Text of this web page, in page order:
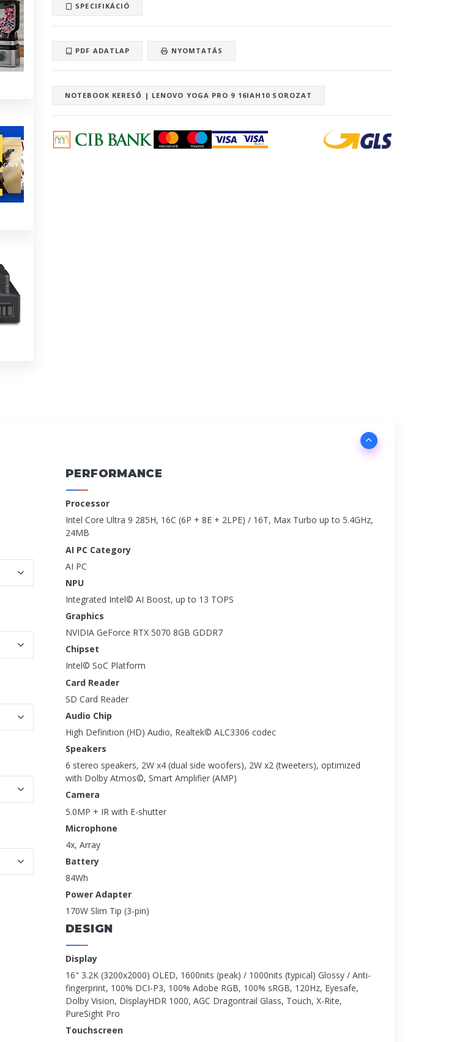
SPECIFIKÁCIÓ
PDF ADATLAP NYOMTATÁS
NOTEBOOK KERESŐ | LENOVO YOGA PRO 9 16IAH10 SOROZAT
PERFORMANCE
Processor
Intel Core Ultra 9 285H, 16C (6P + 8E + 2LPE) / 16T, Max Turbo up to 5.4GHz,
24MB
AI PC Category
AI PC
NPU
Integrated Intel© AI Boost, up to 13 TOPS
Graphics
NVIDIA GeForce RTX 5070 8GB GDDR7
Chipset
Intel© SoC Platform
Card Reader
SD Card Reader
Audio Chip
High Definition (HD) Audio, Realtek© ALC3306 codec
Speakers
6 stereo speakers, 2W x4 (dual side woofers), 2W x2 (tweeters), optimized
with Dolby Atmos©, Smart Amplifier (AMP)
Camera
5.0MP + IR with E-shutter
Microphone
4x, Array
Battery
84Wh
Power Adapter
170W Slim Tip (3-pin)
DESIGN
Display
16" 3.2K (3200x2000) OLED, 1600nits (peak) / 1000nits (typical) Glossy / Anti-
fingerprint, 100% DCI-P3, 100% Adobe RGB, 100% sRGB, 120Hz, Eyesafe,
Dolby Vision, DisplayHDR 1000, AGC Dragontrail Glass, Touch, X-Rite,
PureSight Pro
Touchscreen